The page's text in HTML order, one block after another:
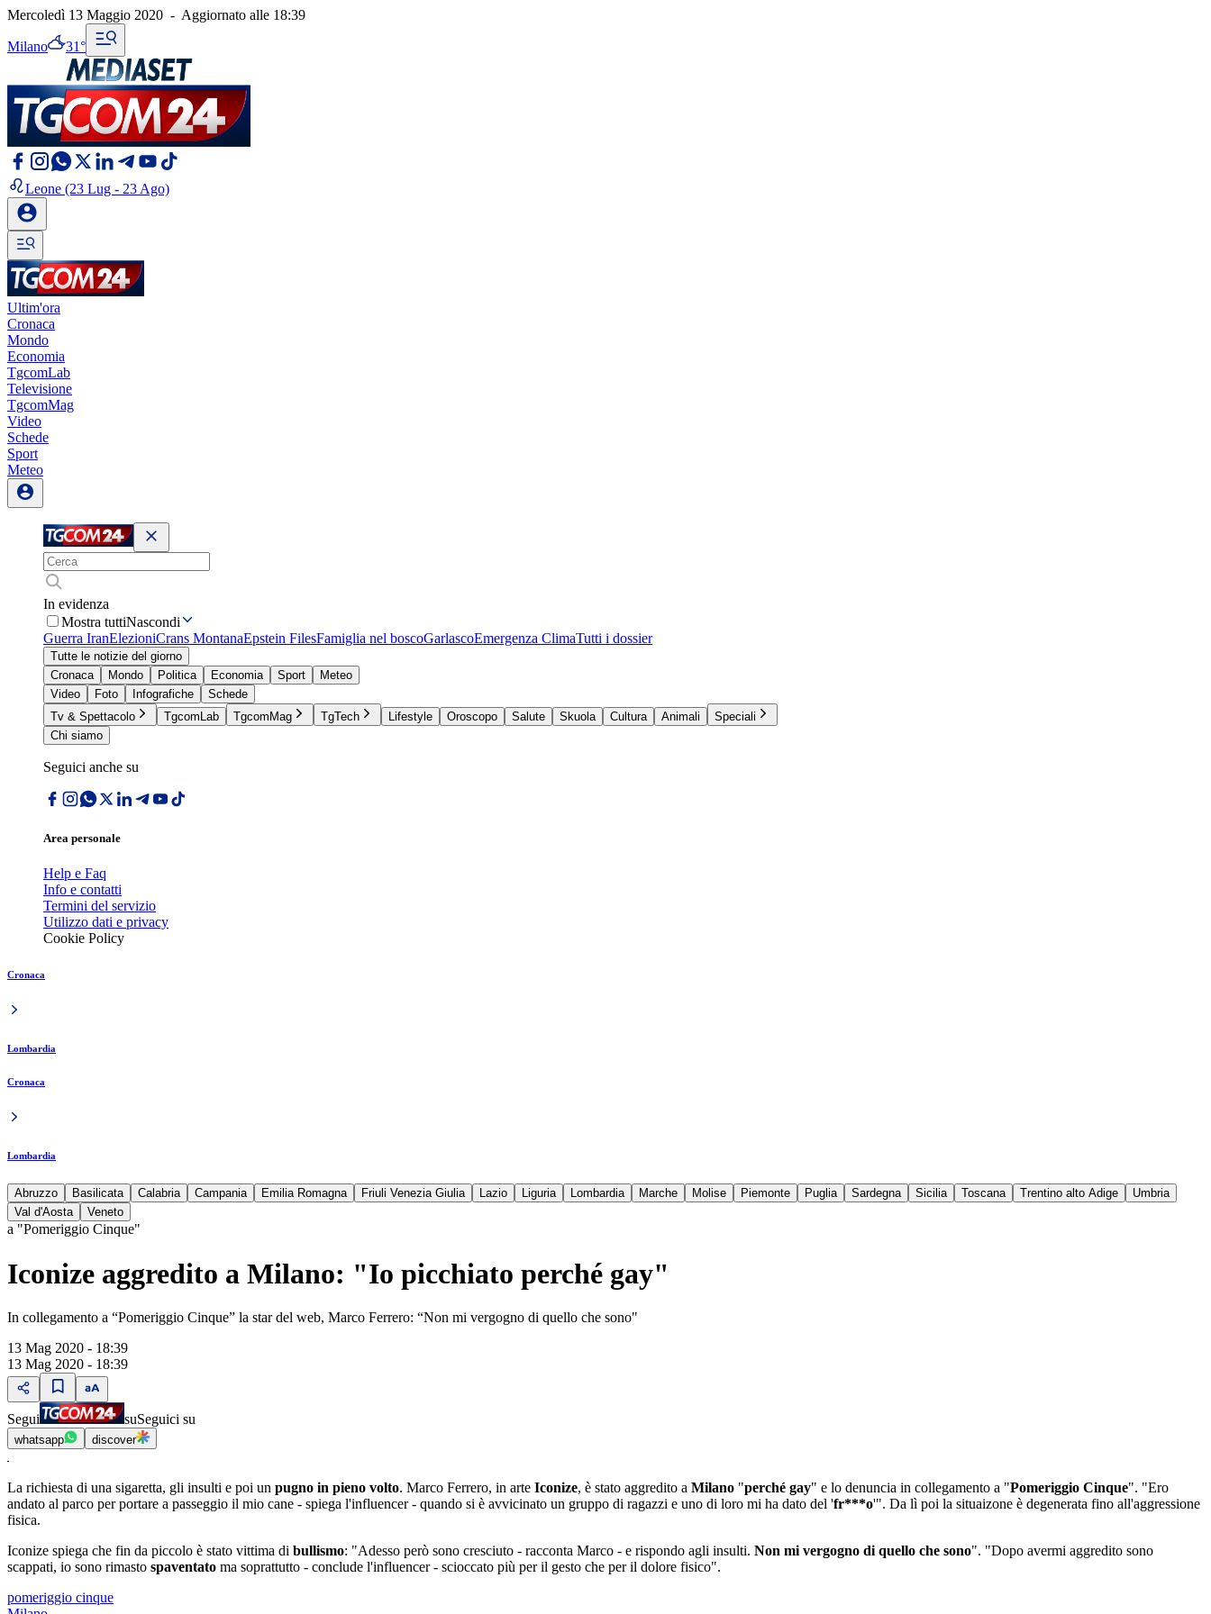
Mercoledì 13 Maggio 2020 - Aggiornato alle 18:39
Milano 31°
Leone (23 Lug - 23 Ago)
Ultim'ora
Cronaca
Mondo
Economia
TgcomLab
Televisione
TgcomMag
Video
Schede
Sport
Meteo
In evidenza
Mostra tuttiNascondi
Guerra IranElezioniCrans MontanaEpstein FilesFamiglia nel boscoGarlascoEmergenza ClimaTutti i dossier
Tutte le notizie del giorno
Cronaca
Mondo Politica Economia Sport
Meteo
Video
Foto Infografiche
Schede
Tv & Spettacolo
TgcomLab TgcomMag TgTech Lifestyle Oroscopo Salute Skuola Cultura Animali
Speciali
Chi siamo
Seguici anche su
Area personale
Help e Faq
Info e contatti
Termini del servizio
Utilizzo dati e privacy
Cookie Policy
Cronaca
Lombardia
Cronaca
Lombardia
Abruzzo Basilicata Calabria Campania Emilia Romagna Friuli Venezia Giulia Lazio Liguria Lombardia Marche Molise Piemonte Puglia Sardegna Sicilia Toscana Trentino alto Adige
Umbria
Val d'Aosta
Veneto
a "Pomeriggio Cinque"
Iconize aggredito a Milano: "Io picchiato perché gay"
In collegamento a “Pomeriggio Cinque” la star del web, Marco Ferrero: “Non mi vergogno di quello che sono"
13 Mag 2020 - 18:39
13 Mag 2020 - 18:39
Segui suSeguici su
whatsapp discover
La richiesta di una sigaretta, gli insulti e poi un pugno in pieno volto. Marco Ferrero, in arte Iconize, è stato aggredito a Milano "perché gay" e lo denuncia in collegamento a "Pomeriggio Cinque". "Ero
andato al parco per portare a passeggio il mio cane - spiega l'influencer - quando si è avvicinato un gruppo di ragazzi e uno di loro mi ha dato del 'fr***o'". Da lì poi la situaizone è degenerata fino all'aggressione
fisica.
Iconize spiega che fin da piccolo è stato vittima di bullismo: "Adesso però sono cresciuto - racconta Marco - e rispondo agli insulti. Non mi vergogno di quello che sono". "Dopo avermi aggredito sono
scappati, io sono rimasto spaventato ma soprattutto - conclude l'influencer - scioccato più per il gesto che per il dolore fisico".
pomeriggio cinque